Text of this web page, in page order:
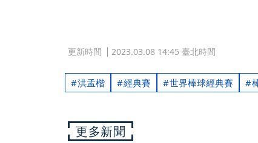
更新時間 2023.03.08 14:45 臺北時間
洪孟楷 經典賽 世界棒球經典賽
更多新聞